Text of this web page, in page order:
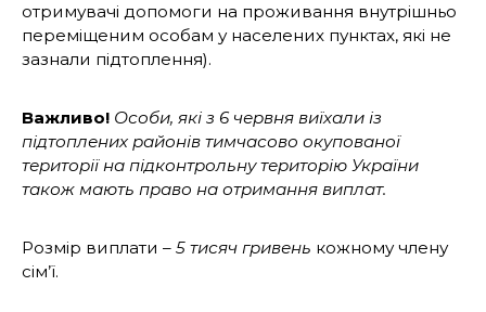
отримувачі допомоги на проживання внутрішньо
переміщеним особам у населених пунктах, які не
зазнали підтоплення).
Важливо! Особи, які з 6 червня виїхали із
підтоплених районів тимчасово окупованої
території на підконтрольну територію України
також мають право на отримання виплат.
Розмір виплати – 5 тисяч гривень кожному члену
сім’ї.